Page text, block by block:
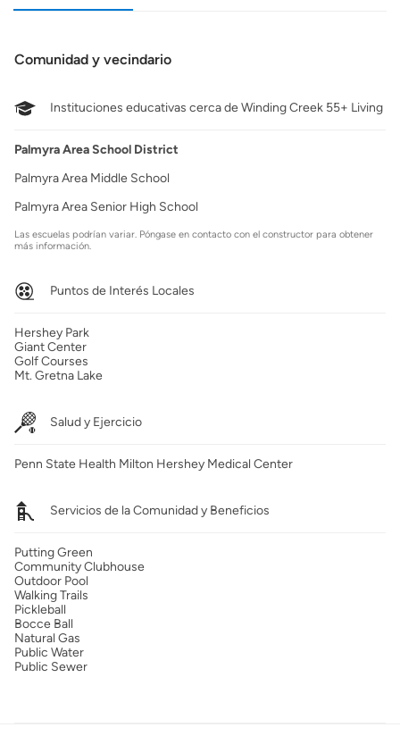
Comunidad y vecindario
Instituciones educativas cerca de Winding Creek 55+ Living
Palmyra Area School District
Palmyra Area Middle School
Palmyra Area Senior High School
Las escuelas podrían variar. Póngase en contacto con el constructor para obtener
más información.
Puntos de Interés Locales
Hershey Park
Giant Center
Golf Courses
Mt. Gretna Lake
Salud y Ejercicio
Penn State Health Milton Hershey Medical Center
Servicios de la Comunidad y Beneficios
Putting Green
Community Clubhouse
Outdoor Pool
Walking Trails
Pickleball
Bocce Ball
Natural Gas
Public Water
Public Sewer